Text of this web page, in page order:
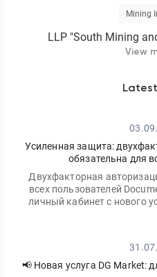
Mining
LLP "South Mining
View
Усиленная защита:
обязательна для
Двухфакторная
всех пользователей
личный кабинет с нового
📢 Новая услуга DG Market: